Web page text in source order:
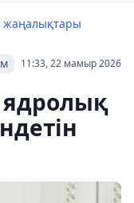
11:33, 22 мамыр 2026
ядролық